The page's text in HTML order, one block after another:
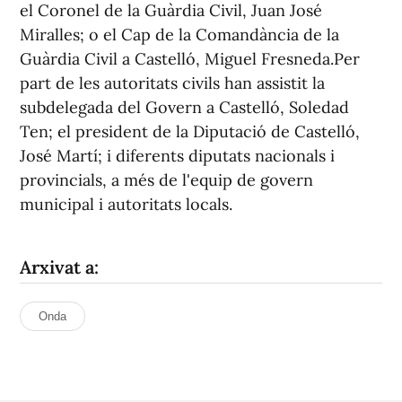
el Coronel de la Guàrdia Civil, Juan José
Miralles; o el Cap de la Comandància de la
Guàrdia Civil a Castelló, Miguel Fresneda.Per
part de les autoritats civils han assistit la
subdelegada del Govern a Castelló, Soledad
Ten; el president de la Diputació de Castelló,
José Martí; i diferents diputats nacionals i
provincials, a més de l'equip de govern
municipal i autoritats locals.
Arxivat a:
Onda